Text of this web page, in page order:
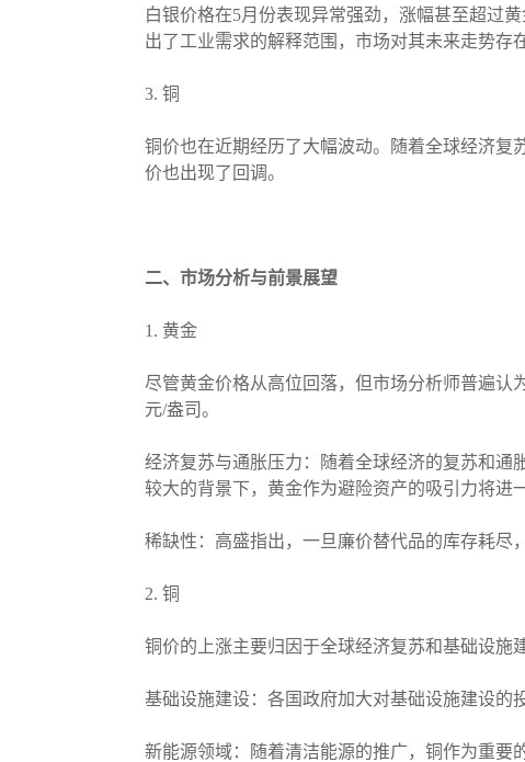
白银价格在5月份表现异常强劲，涨幅甚至超过
出了工业需求的解释范围，市场对其未来走势存
3. 铜
铜价也在近期经历了大幅波动。随着全球经济复
价也出现了回调。
二、市场分析与前景展望
1. 黄金
尽管黄金价格从高位回落，但市场分析师普遍认
元/盎司。
经济复苏与通胀压力：随着全球经济的复苏和通
较大的背景下，黄金作为避险资产的吸引力将进
稀缺性：高盛指出，一旦廉价替代品的库存耗尽
2. 铜
铜价的上涨主要归因于全球经济复苏和基础设施
基础设施建设：各国政府加大对基础设施建设的
新能源领域：随着清洁能源的推广，铜作为重要